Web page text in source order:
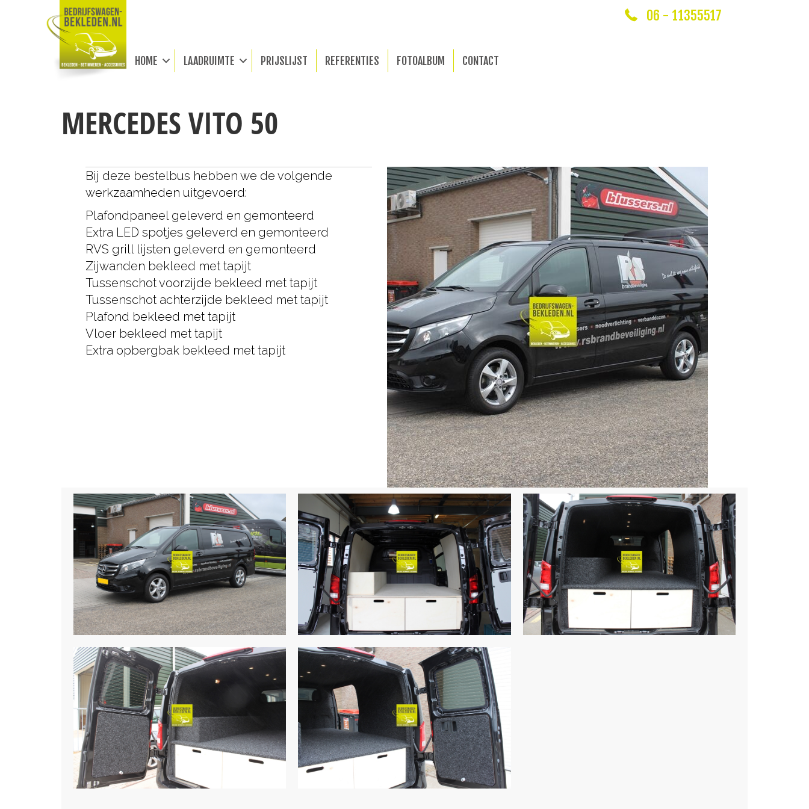
06 - 11355517
HOME LAADRUIMTE PRIJSLIJST REFERENTIES FOTOALBUM CONTACT
MERCEDES VITO 50
Bij deze bestelbus hebben we de volgende
werkzaamheden uitgevoerd:
Plafondpaneel geleverd en gemonteerd
Extra LED spotjes geleverd en gemonteerd
RVS grill lijsten geleverd en gemonteerd
Zijwanden bekleed met tapijt
Tussenschot voorzijde bekleed met tapijt
Tussenschot achterzijde bekleed met tapijt
Plafond bekleed met tapijt
Vloer bekleed met tapijt
Extra opbergbak bekleed met tapijt